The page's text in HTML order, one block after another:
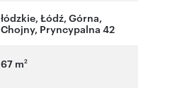
łódzkie, Łódź, Górna,
Chojny, Pryncypalna 42
67 m2